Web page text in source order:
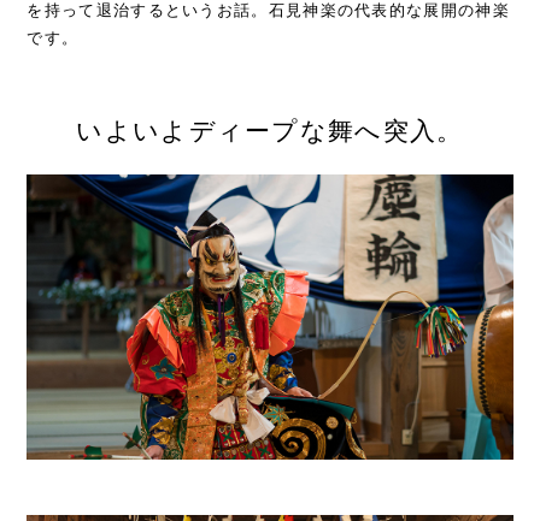
を持って退治するというお話。石見神楽の代表的な展開の神楽
です。
いよいよディープな舞へ突入。